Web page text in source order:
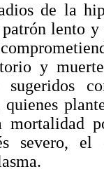
de la
lento
y
quienes
severo,